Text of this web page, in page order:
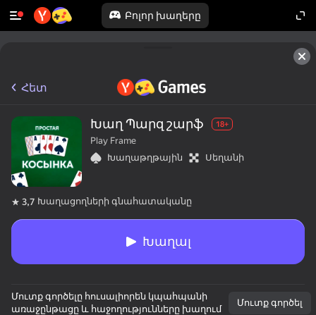
Բոլոր խաղերը
Հետ
Խաղ Պարզ շարֆ 18+
Play Frame
Խաղաթղթային
Սեղանի
3,7 Խաղացողների գնահատականը
Խաղալ
Մուտք գործելը հուսալիորեն կպահպանի
առաջընթացը և հաջողությունները խաղում
Մուտք գործել